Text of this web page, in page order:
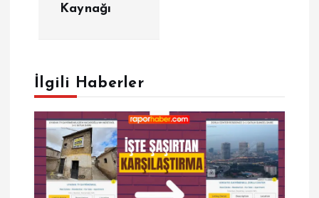
z
n
m
Kaynağı
İlgili Haberler